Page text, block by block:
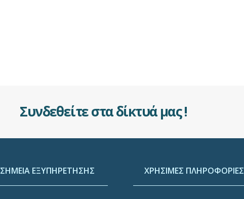
Συνδεθείτε στα δίκτυά μας !
ΣΗΜΕΙΑ ΕΞΥΠΗΡΕΤΗΣΗΣ ΧΡΗΣΙΜΕΣ ΠΛΗΡΟΦΟΡΙΕΣ